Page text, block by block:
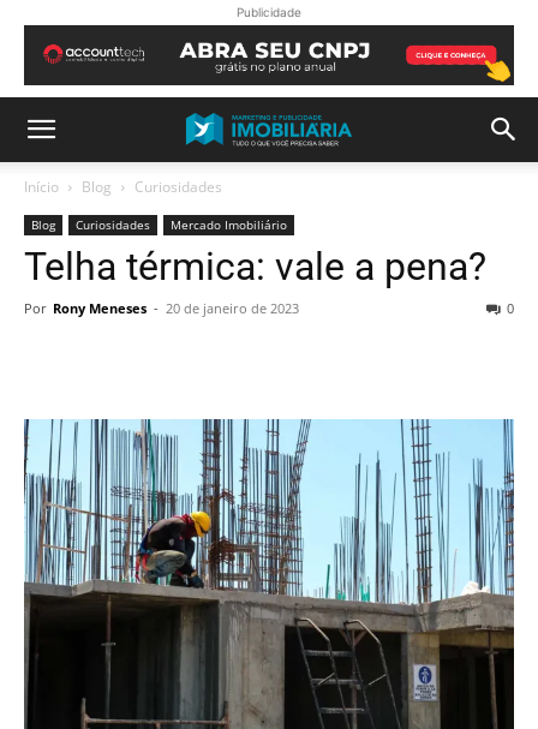
Publicidade
Início Blog Curiosidades
Blog Curiosidades Mercado Imobiliário
Telha térmica: vale a pena?
Por Rony Meneses - 20 de janeiro de 2023 0